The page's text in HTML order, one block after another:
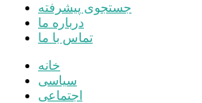
جستجوی پیشرفته
درباره ما
تماس با ما
خانه
سیاسی
اجتماعی